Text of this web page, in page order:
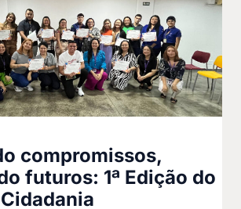
compromissos,
futuros: 1ª Edição do